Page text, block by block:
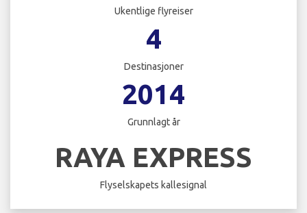
Ukentlige flyreiser
4
Destinasjoner
2014
Grunnlagt år
RAYA EXPRESS
Flyselskapets kallesignal